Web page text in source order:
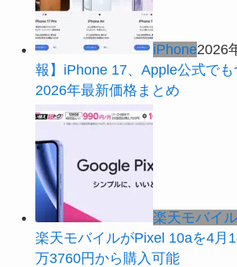
iPhone2026
報】iPhone 17、Apple公式でも
2026年最新価格まとめ
楽天モバイル
楽天モバイルがPixel 10aを4月
万3760円から購入可能